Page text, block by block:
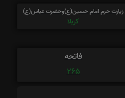
زیارت حرم امام حسین(ع)وحضرت عباس(ع)
کربلا
فاتحه
265